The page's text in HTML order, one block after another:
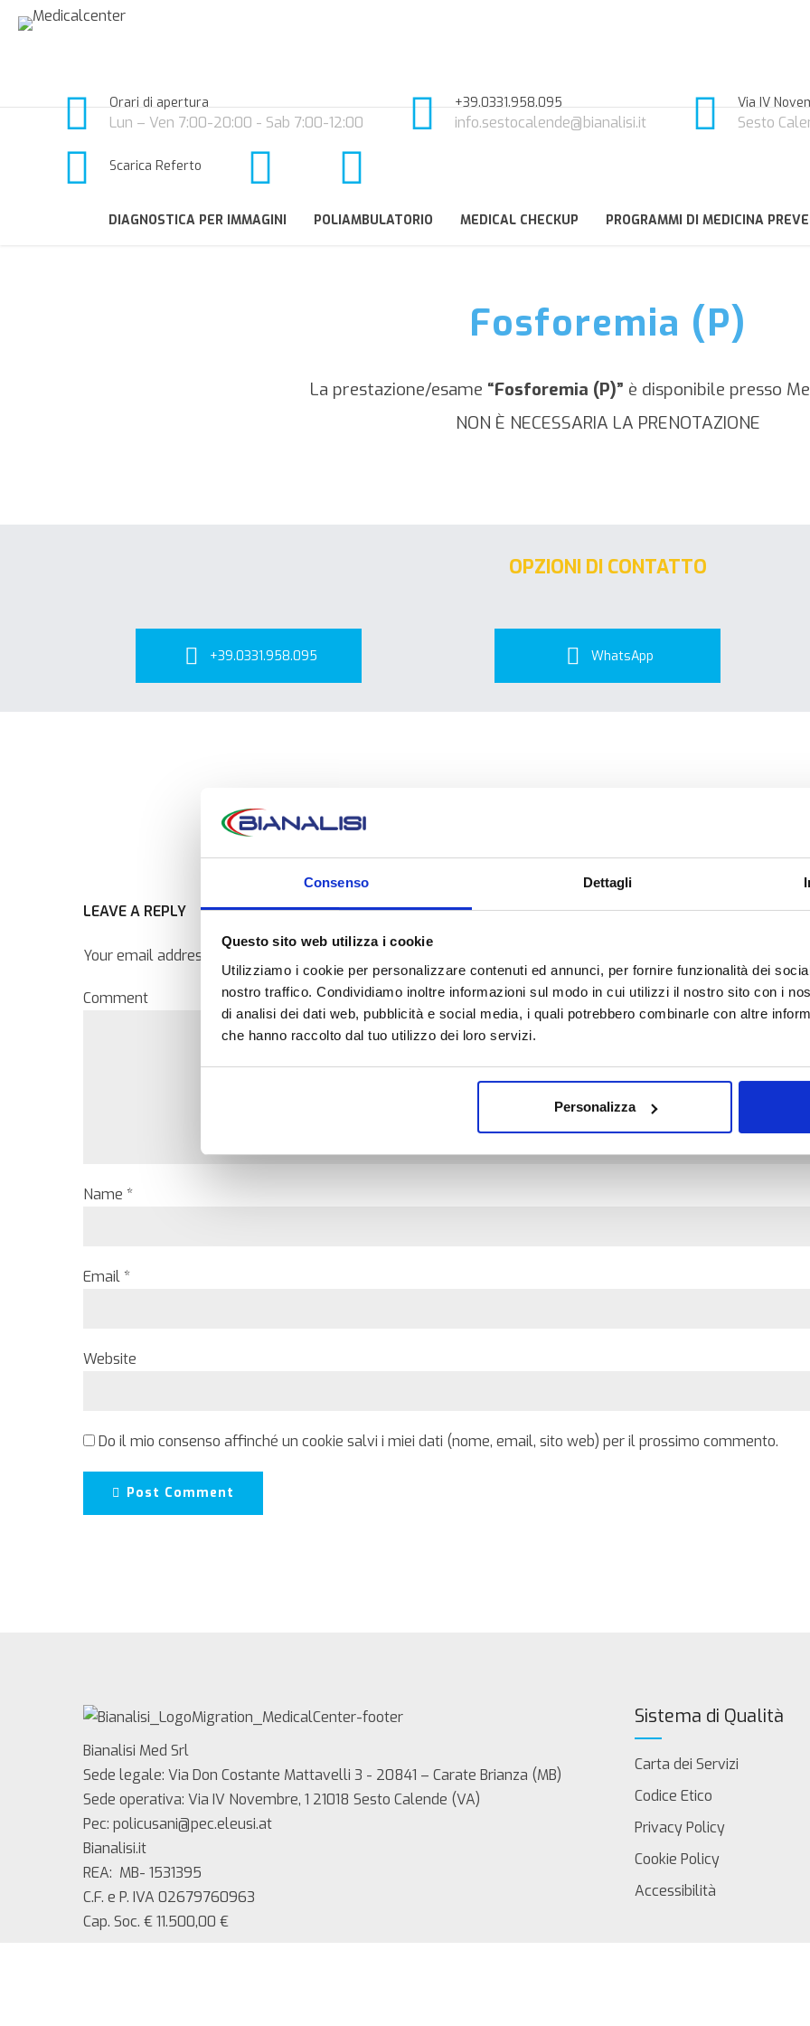
Consenso Dettagli
Questo sito web utilizza i cookie
Utilizziamo i cookie per personalizzare contenuti ed annunci, per fornire funzionalità dei
nostro traffico. Condividiamo inoltre informazioni sul modo in cui utilizzi il nostro sito con i
di analisi dei dati web, pubblicità e social media, i quali potrebbero combinarle con altre
che hanno raccolto dal tuo utilizzo dei loro servizi.
Personalizza
Orari di apertura
Lun – Ven 7:00-20:00 - Sab 7:00-12:00
+39.0331.958.095
info.sestocalende@bianalisi.it
Via IV
Sesto
Scarica Referto
DIAGNOSTICA PER IMMAGINI POLIAMBULATORIO MEDICAL CHECKUP PROGRAMMI DI MEDICINA
Fosforemia (P)
La prestazione/esame “Fosforemia (P)” è disponibile presso
NON È NECESSARIA LA PRENOTAZIONE
OPZIONI DI CONTATTO
+39.0331.958.095 WhatsApp
LEAVE A REPLY
Your email address will not be published. Required fields are marked *
Comment
Name *
Email *
Website
Do il mio consenso affinché un cookie salvi i miei dati (nome, email, sito web) per il prossimo commento.
Post Comment
Bianalisi Med Srl
Sede legale: Via Don Costante Mattavelli 3 - 20841 – Carate Brianza (MB)
Sede operativa: Via IV Novembre, 1 21018 Sesto Calende (VA)
Pec: policusani@pec.eleusi.at
Bianalisi.it
REA: MB- 1531395
C.F. e P. IVA 02679760963
Cap. Soc. € 11.500,00 €
Sistema di Qualità
Carta dei Servizi
Codice Etico
Privacy Policy
Cookie Policy
Accessibilità